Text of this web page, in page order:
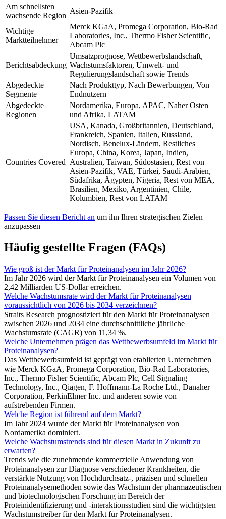
Am schnellsten
wachsende Region
Asien-Pazifik
Wichtige
Marktteilnehmer
Merck KGaA, Promega Corporation, Bio-Rad
Laboratories, Inc., Thermo Fisher Scientific,
Abcam Plc
Berichtsabdeckung
Umsatzprognose, Wettbewerbslandschaft,
Wachstumsfaktoren, Umwelt- und
Regulierungslandschaft sowie Trends
Abgedeckte
Segmente
Nach Produkttyp, Nach Bewerbungen, Von
Endnutzern
Abgedeckte
Regionen
Nordamerika, Europa, APAC, Naher Osten
und Afrika, LATAM
Countries Covered
USA, Kanada, Großbritannien, Deutschland,
Frankreich, Spanien, Italien, Russland,
Nordisch, Benelux-Ländern, Restliches
Europa, China, Korea, Japan, Indien,
Australien, Taiwan, Südostasien, Rest von
Asien-Pazifik, VAE, Türkei, Saudi-Arabien,
Südafrika, Ägypten, Nigeria, Rest von MEA,
Brasilien, Mexiko, Argentinien, Chile,
Kolumbien, Rest von LATAM
Passen Sie diesen Bericht an um ihn Ihren strategischen Zielen
anzupassen
Häufig gestellte Fragen (FAQs)
Wie groß ist der Markt für Proteinanalysen im Jahr 2026?
Im Jahr 2026 wird der Markt für Proteinanalysen ein Volumen von
2,42 Milliarden US-Dollar erreichen.
Welche Wachstumsrate wird der Markt für Proteinanalysen
voraussichtlich von 2026 bis 2034 verzeichnen?
Straits Research prognostiziert für den Markt für Proteinanalysen
zwischen 2026 und 2034 eine durchschnittliche jährliche
Wachstumsrate (CAGR) von 11,34 %.
Welche Unternehmen prägen das Wettbewerbsumfeld im Markt für
Proteinanalysen?
Das Wettbewerbsumfeld ist geprägt von etablierten Unternehmen
wie Merck KGaA, Promega Corporation, Bio-Rad Laboratories,
Inc., Thermo Fisher Scientific, Abcam Plc, Cell Signaling
Technology, Inc., Qiagen, F. Hoffmann-La Roche Ltd., Danaher
Corporation, PerkinElmer Inc. und anderen sowie von
aufstrebenden Firmen.
Welche Region ist führend auf dem Markt?
Im Jahr 2024 wurde der Markt für Proteinanalysen von
Nordamerika dominiert.
Welche Wachstumstrends sind für diesen Markt in Zukunft zu
erwarten?
Trends wie die zunehmende kommerzielle Anwendung von
Proteinanalysen zur Diagnose verschiedener Krankheiten, die
verstärkte Nutzung von Hochdurchsatz-, präzisen und schnellen
Proteinanalysemethoden sowie das Wachstum der pharmazeutischen
und biotechnologischen Forschung im Bereich der
Proteinidentifizierung und -interaktionsstudien sind die wichtigsten
Wachstumstreiber für den Markt für Proteinanalysen.